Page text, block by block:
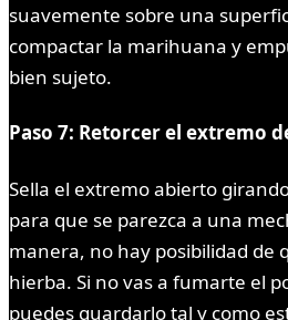
suavemente sobre una
compactar la marihuana y
bien sujeto.
Paso 7: Retorcer el extremo
Sella el extremo abierto
para que se parezca a una
manera, no hay posibilidad de
hierba. Si no vas a fumarte el
puedes guardarlo tal y como